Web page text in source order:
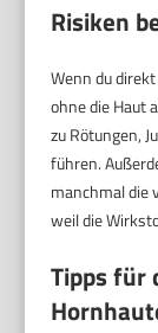
Risiken
Wenn du
ohne die Haut
zu Rötungen,
führen.
manchmal die
weil die
Tipps für